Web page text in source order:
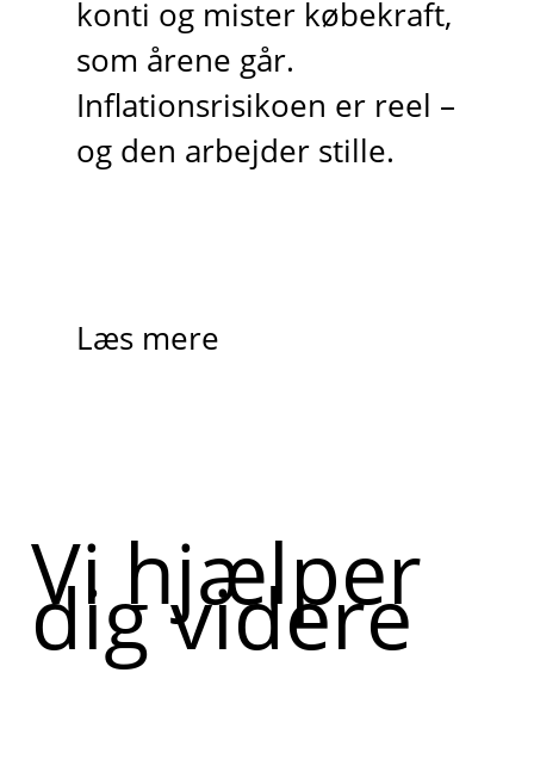
konti og mister købekraft,
som årene går.
Inflationsrisikoen er reel –
og den arbejder stille.
Læs mere
Vi hjælper
dig videre